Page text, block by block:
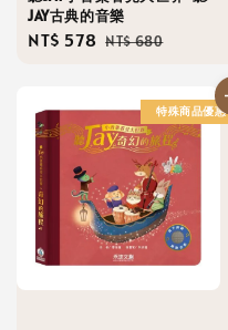
JAY古典的音樂
Sale
NT$ 578 Regular
NT$ 680
特殊商品優惠